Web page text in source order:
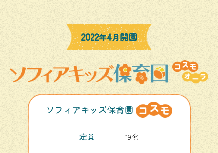
2022年4月開園
ソフィアキッズ保育園
定員
19名